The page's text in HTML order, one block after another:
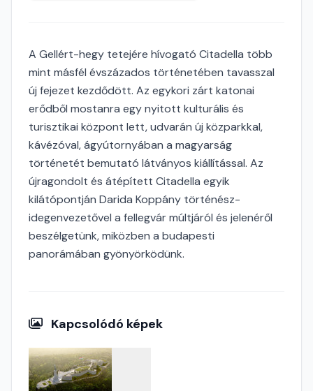
A Gellért-hegy tetejére hívogató Citadella több
mint másfél évszázados történetében tavasszal
új fejezet kezdődött. Az egykori zárt katonai
erődből mostanra egy nyitott kulturális és
turisztikai központ lett, udvarán új közparkkal,
kávézóval, ágyútornyában a magyarság
történetét bemutató látványos kiállítással. Az
újragondolt és átépített Citadella egyik
kilátópontján Darida Koppány történész-
idegenvezetővel a fellegvár múltjáról és jelenéről
beszélgetünk, miközben a budapesti
panorámában gyönyörködünk.
Kapcsolódó képek